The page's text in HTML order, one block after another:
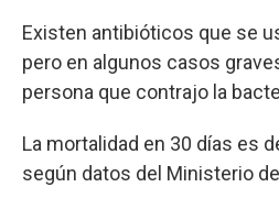
Existen antibióticos que se
pero en algunos casos
persona que contrajo la
La mortalidad en 30 días es
según datos del Ministerio